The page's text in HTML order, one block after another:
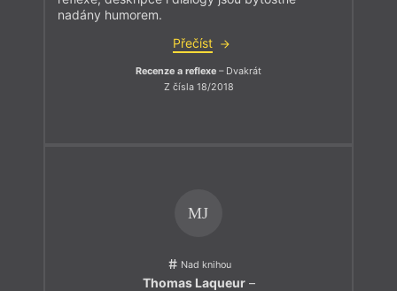
nadány humorem.
Přečíst
Recenze a reflexe – Dvakrát
Z čísla 18/2018
MJ
Nad knihou
Thomas Laqueur–